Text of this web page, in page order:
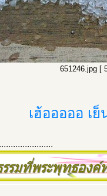
651246.jpg [
เฮ้อออออ เ